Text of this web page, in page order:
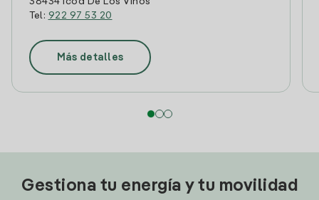
Tel: 922 97 53 20
Más detalles
Gestiona tu energía y tu movilidad